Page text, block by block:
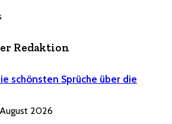
Redaktion
schönsten Sprüche über die
2026